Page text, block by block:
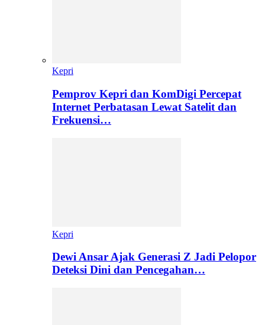
Kepri
Pemprov Kepri dan KomDigi Percepat
Internet Perbatasan Lewat Satelit dan
Frekuensi…
Kepri
Dewi Ansar Ajak Generasi Z Jadi Pelopor
Deteksi Dini dan Pencegahan…